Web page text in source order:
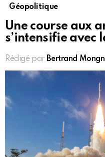
Géopolitique
Une course aux
s’intensifie avec
Rédigé par Bertrand